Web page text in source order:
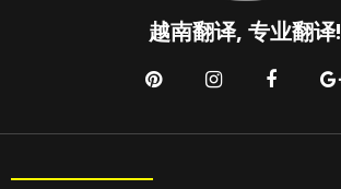
越南翻译, 专业翻译!